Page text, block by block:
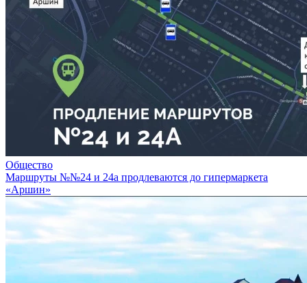
Общество
Маршруты №№24 и 24а продлеваются до гипермаркета
«Аршин»